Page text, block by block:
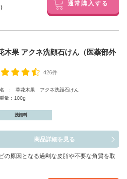
通常購入する
木果 アクネ洗顔石けん（医薬部外
426件
名 : 草花木果 アクネ洗顔石けん
量：100g
洗顔料
商品詳細を見る
の原因となる過剰な皮脂や不要な角質を取